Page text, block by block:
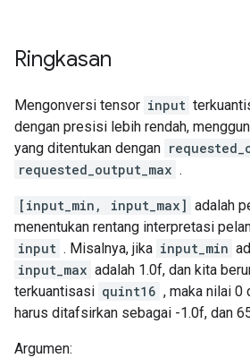
Ringkasan
Mengonversi tensor input
dengan presisi lebih rendah,
yang ditentukan dengan
requested_output_max .
[input_min, input_max] adalah
menentukan rentang interpretasi
input . Misalnya, jika input_min
input_max adalah 1.0f, dan kita
terkuantisasi quint16 , maka nilai 0
harus ditafsirkan sebagai -1.0f, dan
Argumen: